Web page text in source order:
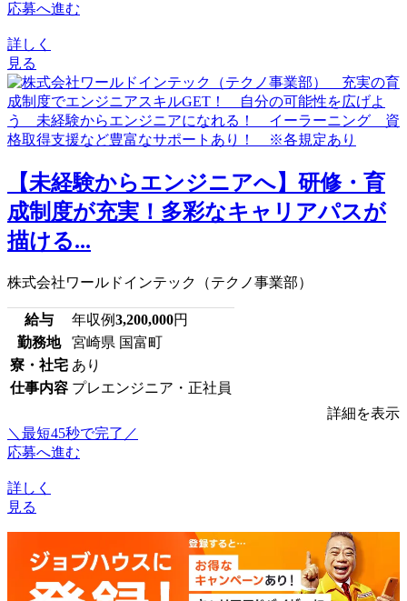
応募へ進む
詳しく
見る
【未経験からエンジニアへ】研修・育
成制度が充実！多彩なキャリアパスが
描ける...
株式会社ワールドインテック（テクノ事業部）
給与 年収例3,200,000円
勤務地
宮崎県 国富町
寮・社宅 あり
仕事内容 プレエンジニア・正社員
詳細を表示
＼最短45秒で完了／
応募へ進む
詳しく
見る